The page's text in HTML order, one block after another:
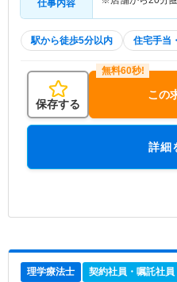
仕事内容
駅から徒歩5分以内 住宅手当
保存する
この
詳細
理学療法士 契約社員・嘱託社員